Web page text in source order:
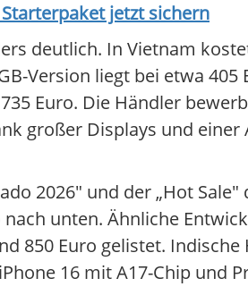
jetzt sichern
deutlich. In Vietnam
Version liegt bei etwa 405
Euro. Die Händler
großer Displays und
2026" und der „Hot
unten. Ähnliche
850 Euro gelistet.
16 mit A17-Chip und